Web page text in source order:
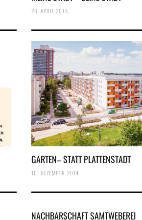
28. APRIL 2015
GARTEN– STATT PLATTENSTADT
10. DEZEMBER 2014
NACHBARSCHAFT SAMTWEBEREI